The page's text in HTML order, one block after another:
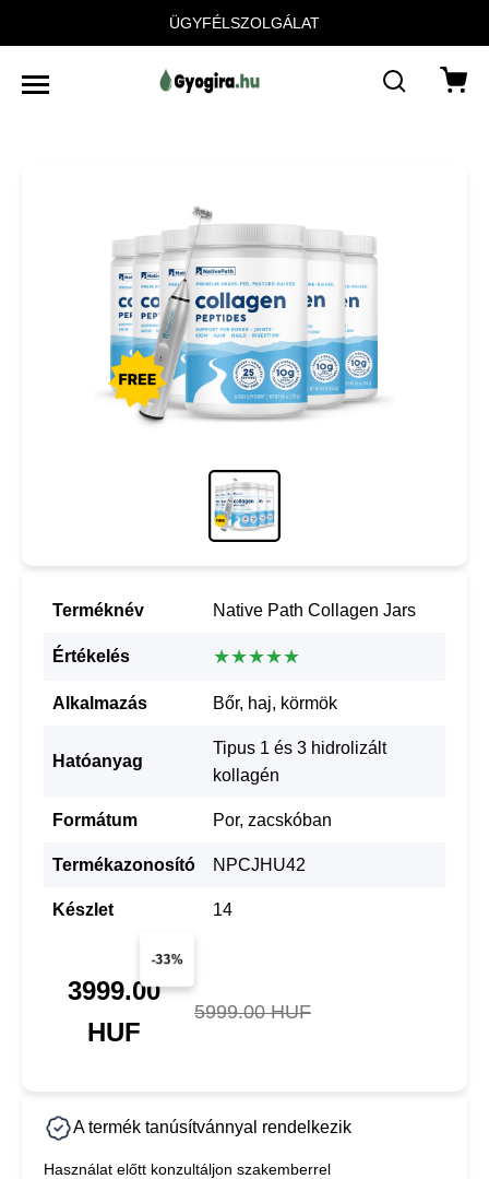
ÜGYFÉLSZOLGÁLAT
Terméknév Native Path Collagen Jars
Értékelés ★★★★★
Alkalmazás Bőr, haj, körmök
Hatóanyag
Tipus 1 és 3 hidrolizált
kollagén
Formátum Por, zacskóban
Termékazonosító NPCJHU42
Készlet 14
-33%
3999.00
HUF
5999.00 HUF
A termék tanúsítvánnyal rendelkezik
Használat előtt konzultáljon szakemberrel